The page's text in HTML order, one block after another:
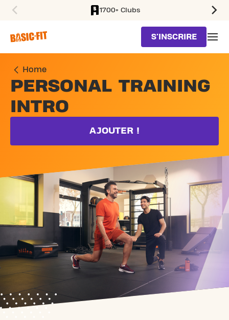
1700+ Clubs
S'INSCRIRE
Home
PERSONAL TRAINING
INTRO
AJOUTER !